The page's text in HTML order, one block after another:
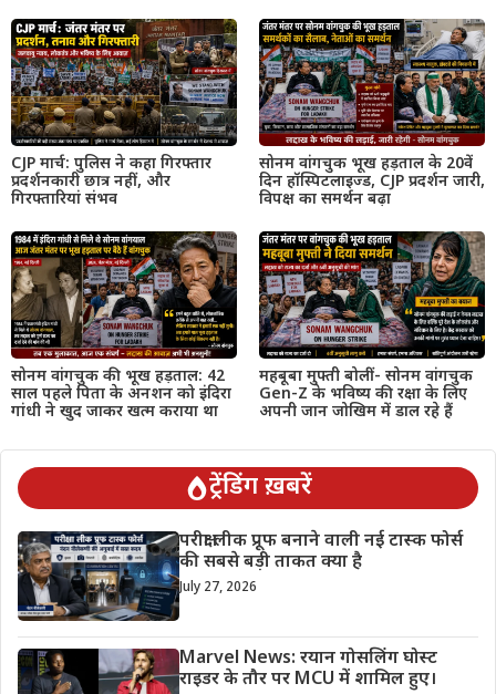
CJP मार्च: पुलिस ने कहा गिरफ्तार
प्रदर्शनकारी छात्र नहीं, और
गिरफ्तारियां संभव
सोनम वांगचुक भूख हड़ताल के 20वें
दिन हॉस्पिटलाइज्ड, CJP प्रदर्शन जारी,
विपक्ष का समर्थन बढ़ा
सोनम वांगचुक की भूख हड़ताल: 42
साल पहले पिता के अनशन को इंदिरा
गांधी ने खुद जाकर खत्म कराया था
महबूबा मुफ्ती बोलीं- सोनम वांगचुक
Gen-Z के भविष्य की रक्षा के लिए
अपनी जान जोखिम में डाल रहे हैं
ट्रेंडिंग ख़बरें
परीक्षा लीक प्रूफ बनाने वाली नई टास्क फोर्स
की सबसे बड़ी ताकत क्या है
July 27, 2026
Marvel News: रयान गोसलिंग घोस्ट
राइडर के तौर पर MCU में शामिल हुए।